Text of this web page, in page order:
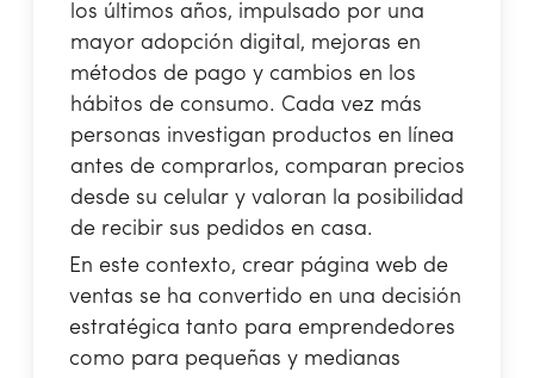
los últimos años, impulsado por una
mayor adopción digital, mejoras en
métodos de pago y cambios en los
hábitos de consumo. Cada vez más
personas investigan productos en línea
antes de comprarlos, comparan precios
desde su celular y valoran la posibilidad
de recibir sus pedidos en casa.
En este contexto, crear página web de
ventas se ha convertido en una decisión
estratégica tanto para emprendedores
como para pequeñas y medianas